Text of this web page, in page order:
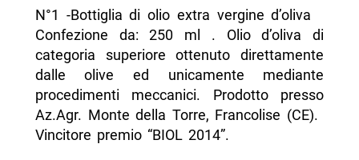
N°1 -Bottiglia di olio extra vergine d’oliva
Confezione da: 250 ml . Olio d’oliva di
categoria superiore ottenuto direttamente
dalle olive ed unicamente mediante
procedimenti meccanici. Prodotto presso
Az.Agr. Monte della Torre, Francolise (CE).
Vincitore premio “BIOL 2014”.